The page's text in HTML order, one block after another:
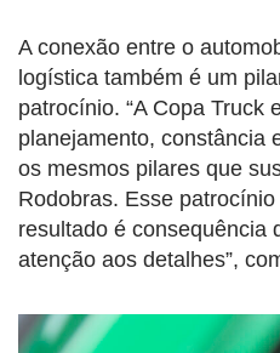
A conexão entre o
logística também é um
patrocínio. “A Copa Truck
planejamento, constância
os mesmos pilares que
Rodobras. Esse
resultado é consequência
atenção aos detalhes”,